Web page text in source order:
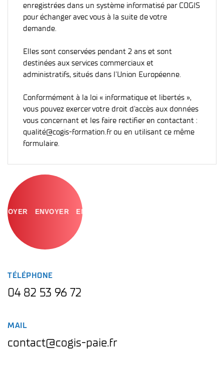
enregistrées dans un système informatisé par COGIS
pour échanger avec vous à la suite de votre
demande.
Elles sont conservées pendant 2 ans et sont
destinées aux services commerciaux et
administratifs, situés dans l'Union Européenne.
Conformément à la loi « informatique et libertés »,
vous pouvez exercer votre droit d'accès aux données
vous concernant et les faire rectifier en contactant :
qualité@cogis-formation.fr ou en utilisant ce même
formulaire.
ENVOYER
TÉLÉPHONE
04 82 53 96 72
MAIL
contact@cogis-paie.fr